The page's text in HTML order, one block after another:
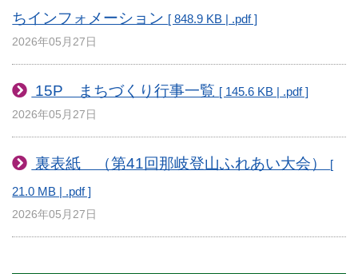
ちインフォメーション [ 848.9 KB | .pdf ]
2026年05月27日
15P まちづくり行事一覧 [ 145.6 KB | .pdf ]
2026年05月27日
裏表紙 （第41回那岐登山ふれあい大会）
[
21.0 MB | .pdf ]
2026年05月27日